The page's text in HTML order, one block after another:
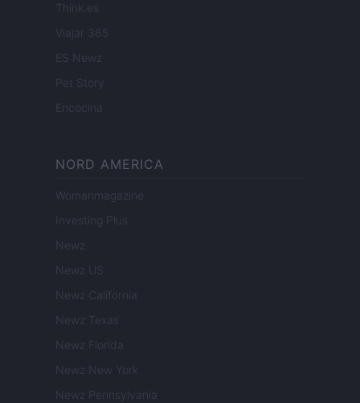
Think.es
Viajar 365
ES Newz
Pet Story
Encocina
NORD AMERICA
Womanmagazine
Investing Plus
Newz
Newz US
Newz California
Newz Texas
Newz Florida
Newz New York
Newz Pennsylvania